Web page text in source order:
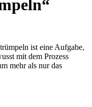
ist eine Aufgabe,
mit dem Prozess
mehr als nur das